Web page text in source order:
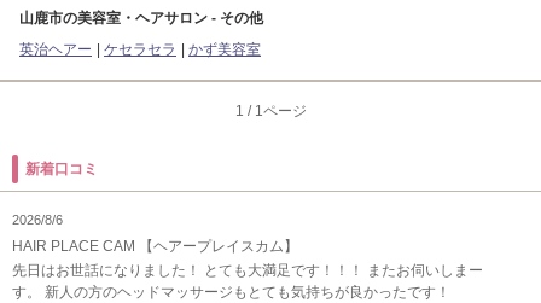
山鹿市の美容室・ヘアサロン - その他
英治ヘアー
ケセラセラ かず美容室
1 / 1ページ
新着口コミ
2026/8/6
HAIR PLACE CAM 【ヘアープレイスカム】
先日はお世話になりました！ とても大満足です！！！ またお伺いしまー
す。 新人の方のヘッドマッサージもとても気持ちが良かったです！